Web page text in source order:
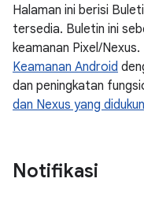
Halaman ini berisi
tersedia. Buletin ini
keamanan Pixel/
Keamanan Android
dan peningkatan
dan Nexus yang
Notifikasi